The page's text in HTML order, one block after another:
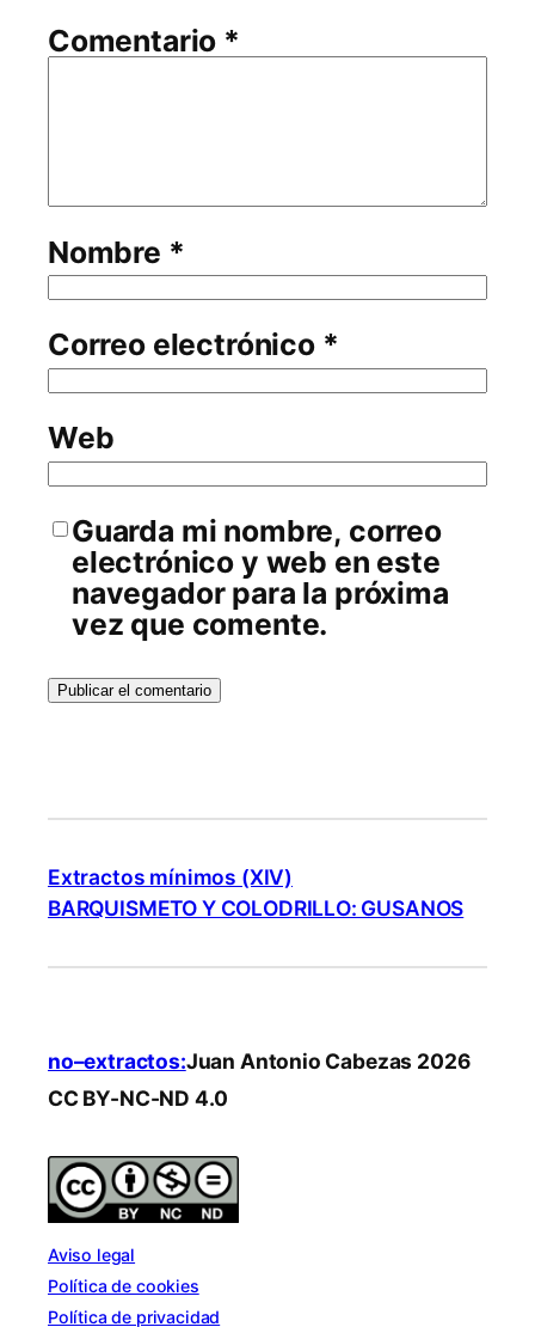
Comentario *
Nombre *
Correo electrónico *
Web
Guarda mi nombre, correo
electrónico y web en este
navegador para la próxima
vez que comente.
Extractos mínimos (XIV)
BARQUISMETO Y COLODRILLO: GUSANOS
no–extractos:Juan Antonio Cabezas 2026
CC BY-NC-ND 4.0
Aviso legal
Política de cookies
Política de privacidad